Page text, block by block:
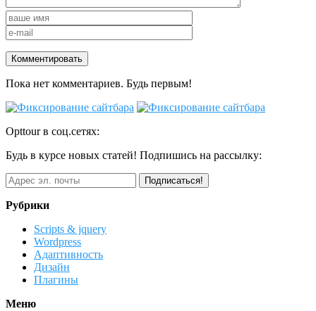
Пока нет комментариев. Будь первым!
Opttour в соц.сетях:
Будь в курсе новых статей! Подпишись на рассылку:
Рубрики
Scripts & jquery
Wordpress
Адаптивность
Дизайн
Плагины
Меню